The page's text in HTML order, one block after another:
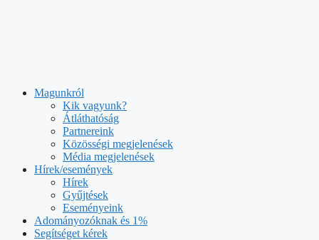
Magunkról
Kik vagyunk?
Átláthatóság
Partnereink
Közösségi megjelenések
Média megjelenések
Hírek/események
Hírek
Gyűjtések
Eseményeink
Adományozóknak és 1%
Segítséget kérek